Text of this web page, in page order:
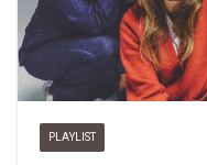
PLAYLIST